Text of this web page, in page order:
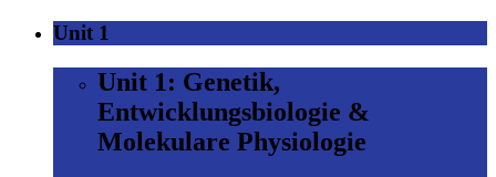
Unit 1
Unit 1: Genetik,
Entwicklungsbiologie &
Molekulare Physiologie